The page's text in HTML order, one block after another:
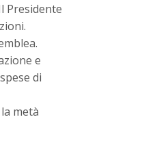
Presidente
e
di
metà